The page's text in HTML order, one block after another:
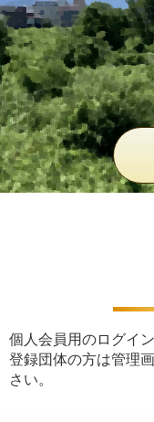
個人会員用のログイ
登録団体の方は管理
さい。